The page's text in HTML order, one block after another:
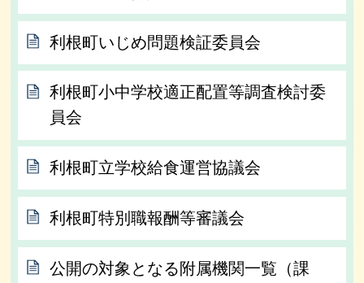
利根町いじめ問題検証委員会
利根町小中学校適正配置等調査検討委
員会
利根町立学校給食運営協議会
利根町特別職報酬等審議会
公開の対象となる附属機関一覧（課